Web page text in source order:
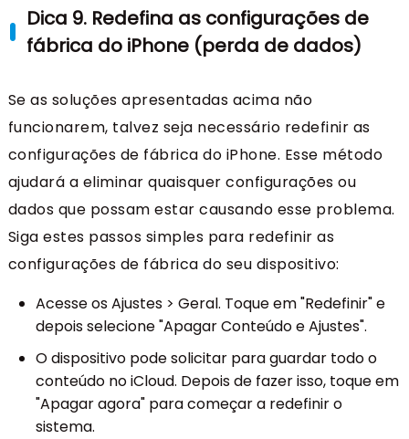
Dica 9. Redefina as configurações de
fábrica do iPhone (perda de dados)
Se as soluções apresentadas acima não
funcionarem, talvez seja necessário redefinir as
configurações de fábrica do iPhone. Esse método
ajudará a eliminar quaisquer configurações ou
dados que possam estar causando esse problema.
Siga estes passos simples para redefinir as
configurações de fábrica do seu dispositivo:
Acesse os Ajustes > Geral. Toque em "Redefinir" e
depois selecione "Apagar Conteúdo e Ajustes".
O dispositivo pode solicitar para guardar todo o
conteúdo no iCloud. Depois de fazer isso, toque em
"Apagar agora" para começar a redefinir o
sistema.